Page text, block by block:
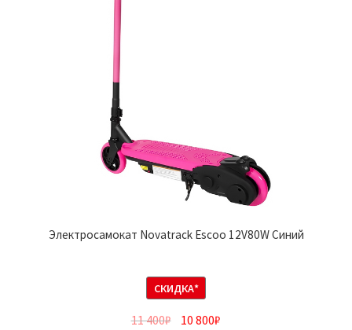
Электросамокат Novatrack Escoo 12V80W Синий
СКИДКА*
11 400₽ 10 800₽